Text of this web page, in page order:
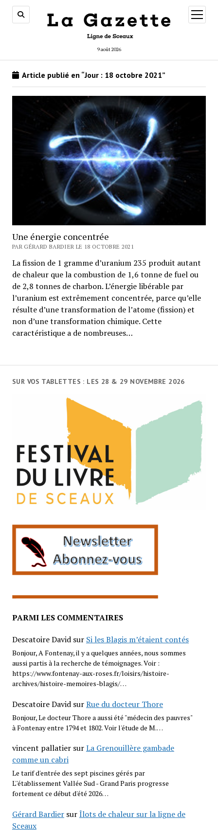
9 août 2026
ouvrir
menu
SUR VOS TABLETTES : LES 28 & 29 NOVEMBRE 2026
PARMI LES COMMENTAIRES
Descatoire Davidsur Si les Blagis m’étaient contés
Bonjour, A Fontenay, il y a quelques années, nous sommes
aussi partis à la recherche de témoignages. Voir :
https://www.fontenay-aux-roses.fr/loisirs/histoire-
archives/histoire-memoires-blagis/…
Descatoire DavidsurRue du docteur Thore
Bonjour, Le docteur Thore a aussi été "médecin des pauvres"
à Fontenay entre 1794 et 1802. Voir l'étude de M.…
vincent pallatiersurLa Grenouillère gambade
comme un cabri
Le tarif d'entrée des sept piscines gérés par
L''établissement Vallée Sud - Grand Paris progresse
fortement ce début d'été 2026…
Gérard BardiersurÎlots de chaleur sur la ligne de
Sceaux
Article publié en “Jour : 18 octobre 2021”
Une énergie concentrée
PAR GÉRARD BARDIER LE 18 OCTOBRE 2021
La fission de 1 gramme d’uranium 235 produit autant
de chaleur que la combustion de 1,6 tonne de fuel ou
de 2,8 tonnes de charbon. L’énergie libérable par
l’uranium est extrêmement concentrée, parce qu’elle
résulte d’une transformation de l’atome (fission) et
non d’une transformation chimique. Cette
caractéristique a de nombreuses…